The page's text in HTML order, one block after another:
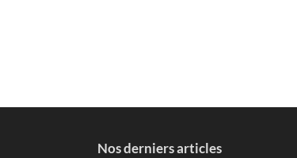
Nos derniers articles